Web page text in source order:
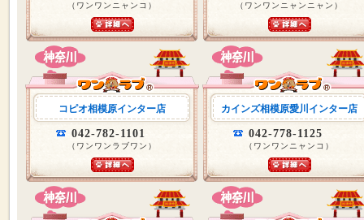
（ワンワンニャンコ） （ワンワンニャンニャン）
コピオ相模原インター店
042-782-1101
（ワンワンラブワン）
カインズ相模原愛川インター店
042-778-1125
（ワンワンニャンコ）